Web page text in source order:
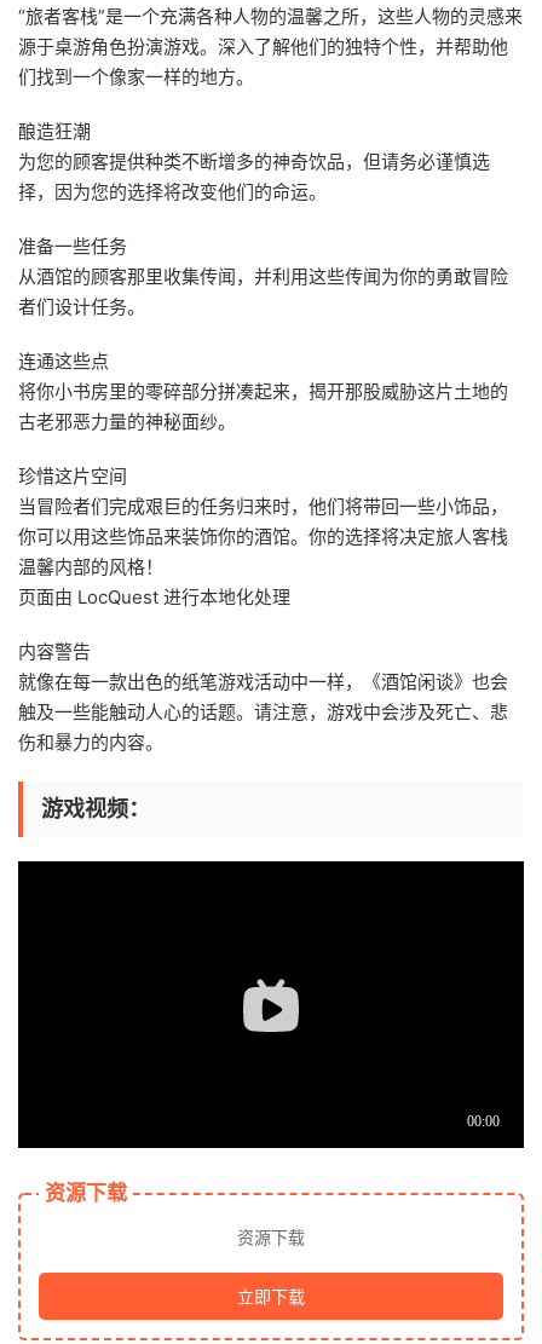
“旅者客栈”是一个充满各种人物的温馨之所，这些人物的灵感来
源于桌游角色扮演游戏。深入了解他们的独特个性，并帮助他
们找到一个像家一样的地方。
酿造狂潮
为您的顾客提供种类不断增多的神奇饮品，但请务必谨慎选
择，因为您的选择将改变他们的命运。
准备一些任务
从酒馆的顾客那里收集传闻，并利用这些传闻为你的勇敢冒险
者们设计任务。
连通这些点
将你小书房里的零碎部分拼凑起来，揭开那股威胁这片土地的
古老邪恶力量的神秘面纱。
珍惜这片空间
当冒险者们完成艰巨的任务归来时，他们将带回一些小饰品，
你可以用这些饰品来装饰你的酒馆。你的选择将决定旅人客栈
温馨内部的风格！
页面由 LocQuest 进行本地化处理
内容警告
就像在每一款出色的纸笔游戏活动中一样，《酒馆闲谈》也会
触及一些能触动人心的话题。请注意，游戏中会涉及死亡、悲
伤和暴力的内容。
游戏视频：
资源下载
资源下载
立即下载